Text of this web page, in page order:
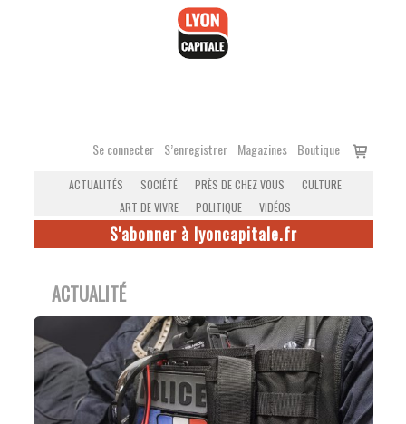
Se connecter S’enregistrer Magazines Boutique
Voir
ACTUALITÉS SOCIÉTÉ PRÈS DE CHEZ VOUS
CULTURE
ART DE VIVRE
POLITIQUE VIDÉOS
S'abonner à lyoncapitale.fr
ACTUALITÉ